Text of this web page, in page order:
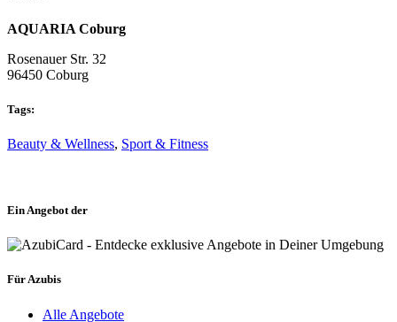
AQUARIA Coburg
Rosenauer Str. 32
96450 Coburg
Tags:
Beauty & Wellness, Sport & Fitness
Ein Angebot der
Für Azubis
Alle Angebote